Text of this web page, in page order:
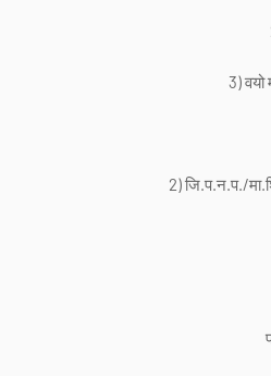
2)
3) वयो
2) जि.प.न.प./मा.शि. /